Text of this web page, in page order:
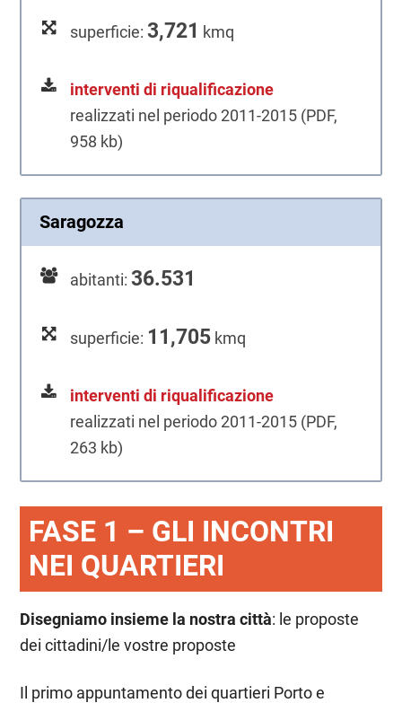
superficie:3,721 kmq
interventi di riqualificazione
realizzati nel periodo 2011-2015 (PDF,
958 kb)
Saragozza
abitanti:36.531
superficie: 11,705 kmq
interventi di riqualificazione
realizzati nel periodo 2011-2015 (PDF,
263 kb)
FASE 1 – GLI INCONTRI
NEI QUARTIERI
Disegniamo insieme la nostra città: le proposte
dei cittadini/le vostre proposte
Il primo appuntamento dei quartieri Porto e